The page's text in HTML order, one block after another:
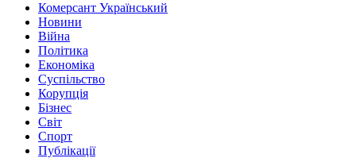
Комерсант Український
Новини
Війна
Політика
Економіка
Суспільство
Корупція
Бізнес
Світ
Спорт
Публікації